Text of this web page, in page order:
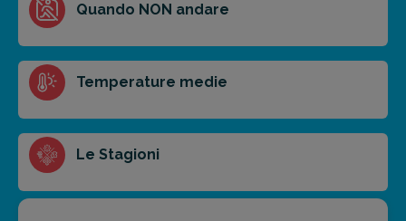
prossima destinazione di viaggio.
FAI PREVENTIVO
Quando NON andare
Temperature medie
Le Stagioni